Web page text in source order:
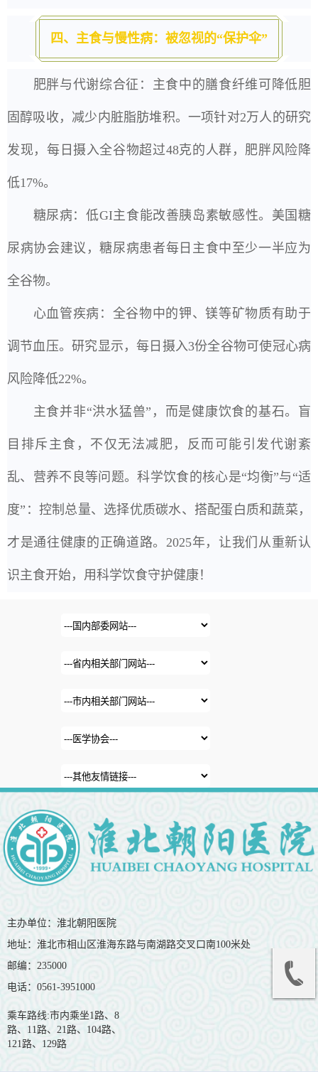
四、主食与慢性病：被忽视的“保护伞”
肥胖与代谢综合征：主食中的膳食纤维可降低胆
固醇吸收，减少内脏脂肪堆积。一项针对2万人的研究
发现，每日摄入全谷物超过48克的人群，肥胖风险降
低17%。
糖尿病：低GI主食能改善胰岛素敏感性。美国糖
尿病协会建议，糖尿病患者每日主食中至少一半应为
全谷物。
心血管疾病：全谷物中的钾、镁等矿物质有助于
调节血压。研究显示，每日摄入3份全谷物可使冠心病
风险降低22%。
主食并非“洪水猛兽”，而是健康饮食的基石。盲
目排斥主食，不仅无法减肥，反而可能引发代谢紊
乱、营养不良等问题。科学饮食的核心是“均衡”与“适
度”：控制总量、选择优质碳水、搭配蛋白质和蔬菜，
才是通往健康的正确道路。2025年，让我们从重新认
识主食开始，用科学饮食守护健康！
主办单位：淮北朝阳医院
地址：淮北市相山区淮海东路与南湖路交叉口南100米处
邮编：235000
电话：0561-3951000
乘车路线:市内乘坐1路、8
路、11路、21路、104路、
121路、129路